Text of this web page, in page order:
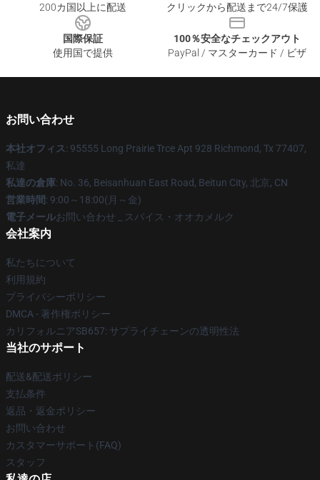
200カ国以上に配送
クリックから配送まで24/7保護
国際保証
使用国で提供
100％安全なチェックアウト
PayPal / マスターカード / ビザ
お問い合わせ
本社オフィス: 95555 Long Prairie Trce Apt 928 Richmond, Tx 77407,
私達
私達の倉庫: No. 36, Beisanhuan East Road, Beitun City, 北京, CN
営業時間: 9:00～18:00(月～金)
電子メールお問い合わせ _ スパイス・オオカメルク
会社案内
私たちについて
利用規約
プライバシーポリシー
DMCA - 著作権ポリシー
カリフォルニアSB657: サプライチェーンの透明性法
当社のサポート
配送&配送ポリシー
支払条件
返品・返金ポリシー
お問い合わせ
カスタマーサポート(FAQ)
スタッフ